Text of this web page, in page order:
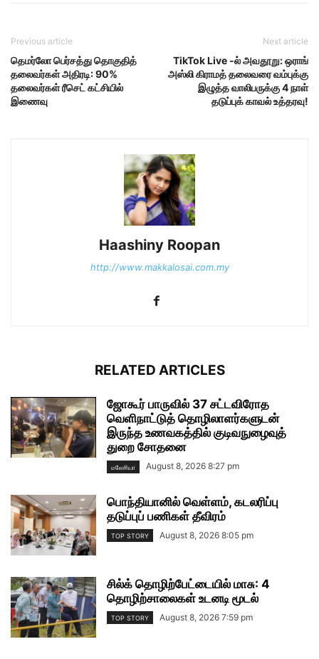
Previous article
தெமர்லோ பெர்சத்து தொகுதித்
தலைவர்கள் அதிரடி: 90%
தலைவர்கள் ரீசெட் கட்சியில்
இணைவு
Next article
TikTok Live -ல் அவதூறு: ஒராங்
அஸ்லி கிராமத் தலைவரை வம்புக்கு
இழுத்த வாலிபருக்கு 4 நாள்
தடுப்புக் காவல் உத்தரவு!
Haashiny Roopan
http://www.makkalosai.com.my
RELATED ARTICLES
ஜோகூர் பாருவில் 37 சட்டவிரோத
வெளிநாட்டுத் தொழிலாளர்களுடன்
இருந்த உணவகத்தில் குடிவநுழைவுத்
துறை சோதனை
மலேசியா August 8, 2026 8:27 pm
பொந்தியானில் வெள்ளம், கடலரிப்பு
தடுப்புப் பணிகள் தீவிரம்
TOP STORY August 8, 2026 8:05 pm
சில்க் தொழிற்பேட்டையில் மாசு: 4
தொழிற்சாலைகள் உடனடி மூடல்
TOP STORY August 8, 2026 7:59 pm